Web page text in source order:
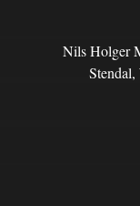
Nils Holger